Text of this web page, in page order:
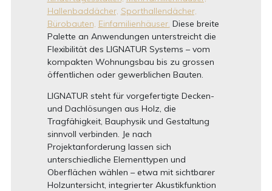
Hallenbaddächer, Sporthallendächer,
Bürobauten, Einfamilienhäuser. Diese breite
Palette an Anwendungen unterstreicht die
Flexibilität des LIGNATUR Systems – vom
kompakten Wohnungsbau bis zu grossen
öffentlichen oder gewerblichen Bauten.
LIGNATUR steht für vorgefertigte Decken-
und Dachlösungen aus Holz, die
Tragfähigkeit, Bauphysik und Gestaltung
sinnvoll verbinden. Je nach
Projektanforderung lassen sich
unterschiedliche Elementtypen und
Oberflächen wählen – etwa mit sichtbarer
Holzuntersicht, integrierter Akustikfunktion